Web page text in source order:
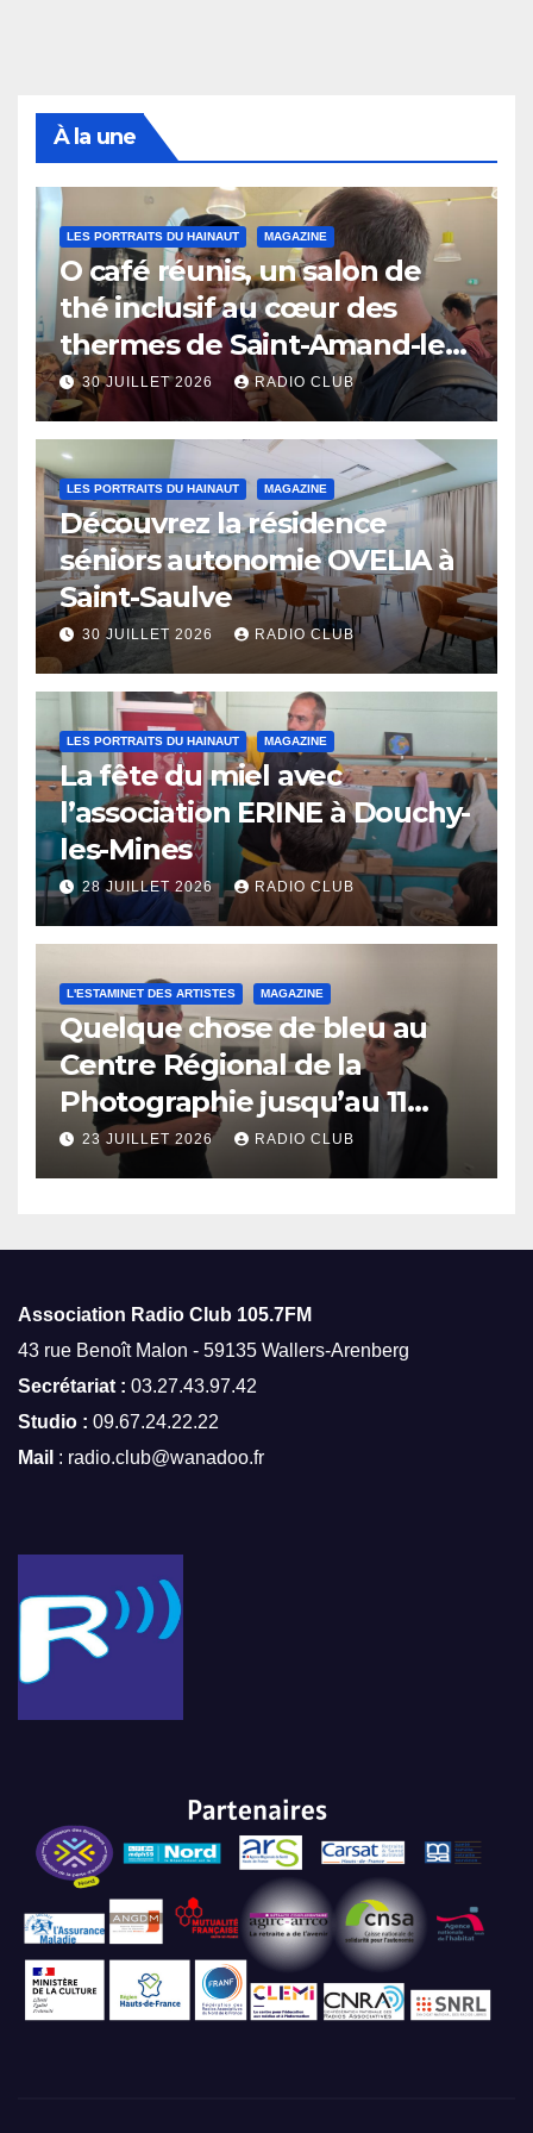
À la une
LES PORTRAITS DU HAINAUT MAGAZINE
O café réunis, un salon de
thé inclusif au cœur des
thermes de Saint-Amand-les-
Eaux
30 JUILLET 2026 RADIO CLUB
LES PORTRAITS DU HAINAUT MAGAZINE
Découvrez la résidence
séniors autonomie OVELIA à
Saint-Saulve
30 JUILLET 2026 RADIO CLUB
LES PORTRAITS DU HAINAUT MAGAZINE
La fête du miel avec
l’association ERINE à Douchy-
les-Mines
28 JUILLET 2026 RADIO CLUB
L'ESTAMINET DES ARTISTES MAGAZINE
Quelque chose de bleu au
Centre Régional de la
Photographie jusqu’au 11
octobre
23 JUILLET 2026 RADIO CLUB
Association Radio Club 105.7FM
43 rue Benoît Malon - 59135 Wallers-Arenberg
Secrétariat : 03.27.43.97.42
Studio : 09.67.24.22.22
Mail : radio.club@wanadoo.fr